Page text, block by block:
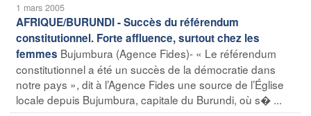
1 mars 2005
AFRIQUE/BURUNDI - Succès du référendum
constitutionnel. Forte affluence, surtout chez les
femmes Bujumbura (Agence Fides)- « Le référendum
constitutionnel a été un succès de la démocratie dans
notre pays », dit à l’Agence Fides une source de l’Église
locale depuis Bujumbura, capitale du Burundi, où s� ...